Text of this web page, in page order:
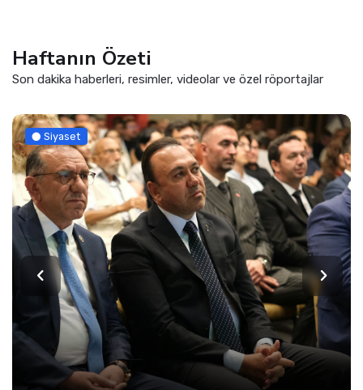
Haftanın Özeti
Son dakika haberleri, resimler, videolar ve özel röportajlar
Siyaset